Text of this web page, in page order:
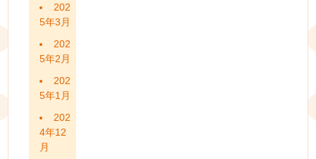
202
5年3月
202
5年2月
202
5年1月
202
4年12
月